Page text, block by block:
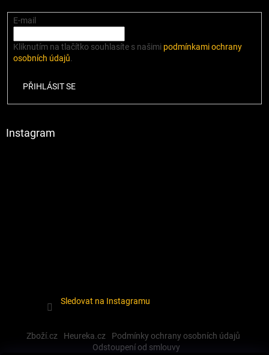
E-mail
Kliknutím na tlačítko souhlasíte s našimi podmínkami ochrany
osobních údajů.
PŘIHLÁSIT SE
Instagram
Sledovat na Instagramu
Zboží.cz Heureka.cz
Podmínky ochrany osobních údajů
Odstoupení od smlouvy